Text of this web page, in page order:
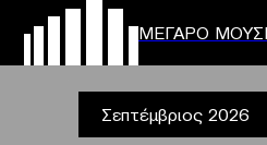
ΜΕΓΑΡΟ
Σεπτέμβριος 2026